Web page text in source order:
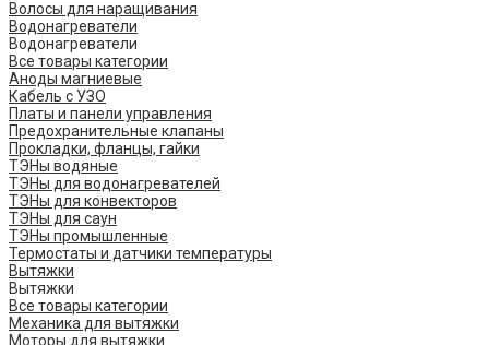
Волосы для наращивания
Водонагреватели
Водонагреватели
Все товары категории
Аноды магниевые
Кабель с УЗО
Платы и панели управления
Предохранительные клапаны
Прокладки, фланцы, гайки
ТЭНы водяные
ТЭНы для водонагревателей
ТЭНы для конвекторов
ТЭНы для саун
ТЭНы промышленные
Термостаты и датчики температуры
Вытяжки
Вытяжки
Все товары категории
Механика для вытяжки
Моторы для вытяжки